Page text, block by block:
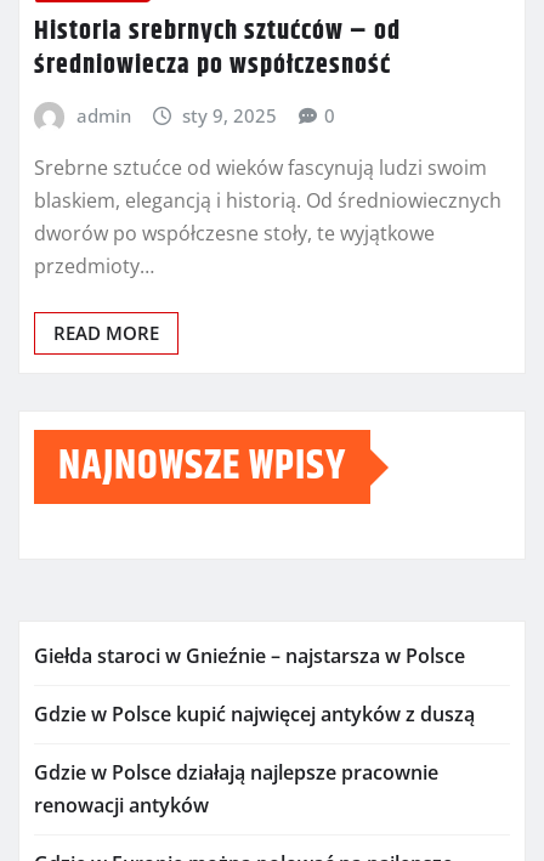
Historia srebrnych sztućców – od
średniowiecza po współczesność
admin sty 9, 2025 0
Srebrne sztućce od wieków fascynują ludzi swoim
blaskiem, elegancją i historią. Od średniowiecznych
dworów po współczesne stoły, te wyjątkowe
przedmioty…
READ MORE
NAJNOWSZE WPISY
Giełda staroci w Gnieźnie – najstarsza w Polsce
Gdzie w Polsce kupić najwięcej antyków z duszą
Gdzie w Polsce działają najlepsze pracownie
renowacji antyków